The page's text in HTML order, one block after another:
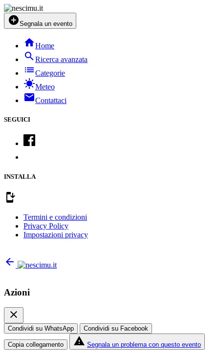
add_circleSegnala un evento
homeHome
searchRicerca avanzata
listCategorie
sunnyMeteo
mailContattaci
SEGUICI
INSTALLA
install_mobile
Termini e condizioni
Privacy Policy
Impostazioni privacy
arrow_back
Azioni
close
Condividi su WhatsApp Condividi su Facebook
Copia collegamento report_problem Segnala un problema con questo evento